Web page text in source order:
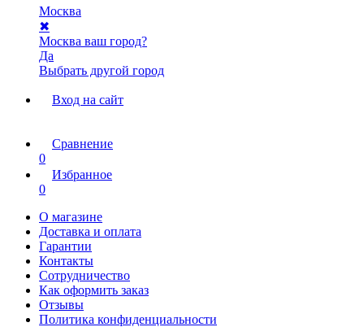
Москва
✖
Москва ваш город?
Да
Выбрать другой город
Вход на сайт
Сравнение
0
Избранное
0
О магазине
Доставка и оплата
Гарантии
Контакты
Сотрудничество
Как оформить заказ
Отзывы
Политика конфиденциальности